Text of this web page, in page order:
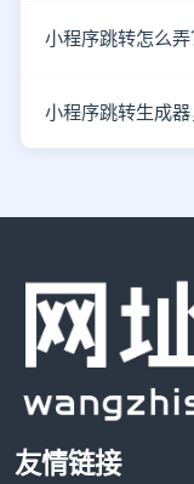
小程序跳转怎么
小程序跳转生成
友情链接